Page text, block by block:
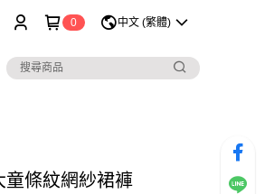
0 中文 (繁體)
童條紋網紗裙褲